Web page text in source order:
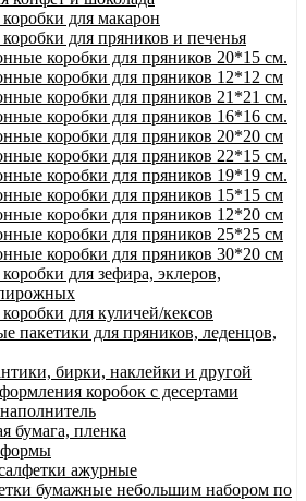
для макарон
для пряников и печенья
коробки для пряников 20*15 см.
коробки для пряников 12*12 см
коробки для пряников 21*21 см.
коробки для пряников 16*16 см.
коробки для пряников 20*20 см
коробки для пряников 22*15 см.
коробки для пряников 19*19 см.
коробки для пряников 15*15 см
коробки для пряников 12*20 см
коробки для пряников 25*25 см
коробки для пряников 30*20 см
для зефира, эклеров,
для куличей/кексов
пакетики для пряников, леденцов,
бирки, наклейки и другой
коробок с десертами
бумага, пленка
ажурные
бумажные небольшим набором по